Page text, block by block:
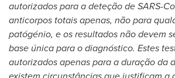
autorizados para a deteção de SARS-
anticorpos totais apenas, não para
patógénio, e os resultados não devem
base única para o diagnóstico. Estes
autorizados apenas para a duração da